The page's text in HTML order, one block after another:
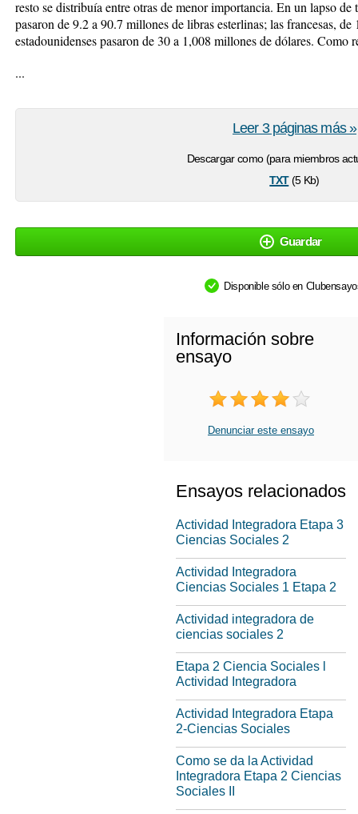
resto se distribuía entre otras de menor importancia. En un lapso de
pasaron de 9.2 a 90.7 millones de libras esterlinas; las francesas,
estadounidenses pasaron de 30 a 1,008 millones de dólares. Como
...
Descargar como (para miembros
txt(5 Kb)
Leer 3 páginas más »
Guardar
Disponible sólo en
Información sobre
ensayo
Denunciar este ensayo
Ensayos relacionados
Actividad Integradora Etapa 3
Ciencias Sociales 2
Actividad Integradora
Ciencias Sociales 1 Etapa 2
Actividad integradora de
ciencias sociales 2
Etapa 2 Ciencia Sociales l
Actividad Integradora
Actividad Integradora Etapa
2-Ciencias Sociales
Como se da la Actividad
Integradora Etapa 2 Ciencias
Sociales II